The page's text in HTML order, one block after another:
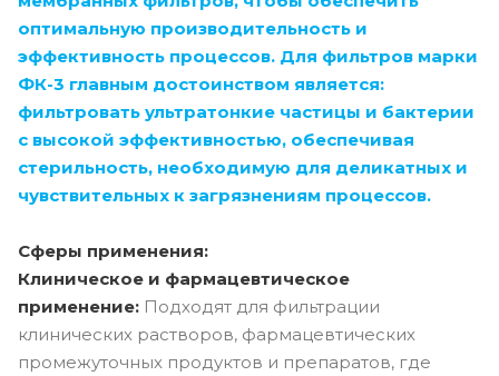
оптимальную производительность и
эффективность процессов. Для фильтров марки
ФК-3 главным достоинством является:
фильтровать ультратонкие частицы и бактерии
с высокой эффективностью, обеспечивая
стерильность, необходимую для деликатных и
чувствительных к загрязнениям процессов.
Сферы применения:
Клиническое и фармацевтическое
применение: Подходят для фильтрации
клинических растворов, фармацевтических
промежуточных продуктов и препаратов, где